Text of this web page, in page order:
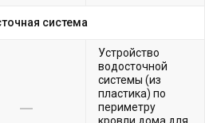
система
Устройство
водосточной
системы (из
пластика) по
периметру